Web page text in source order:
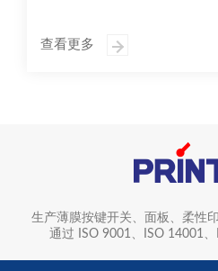
查看更多
生产薄膜按键开关、面板、柔性
通过 ISO 9001、ISO 14001